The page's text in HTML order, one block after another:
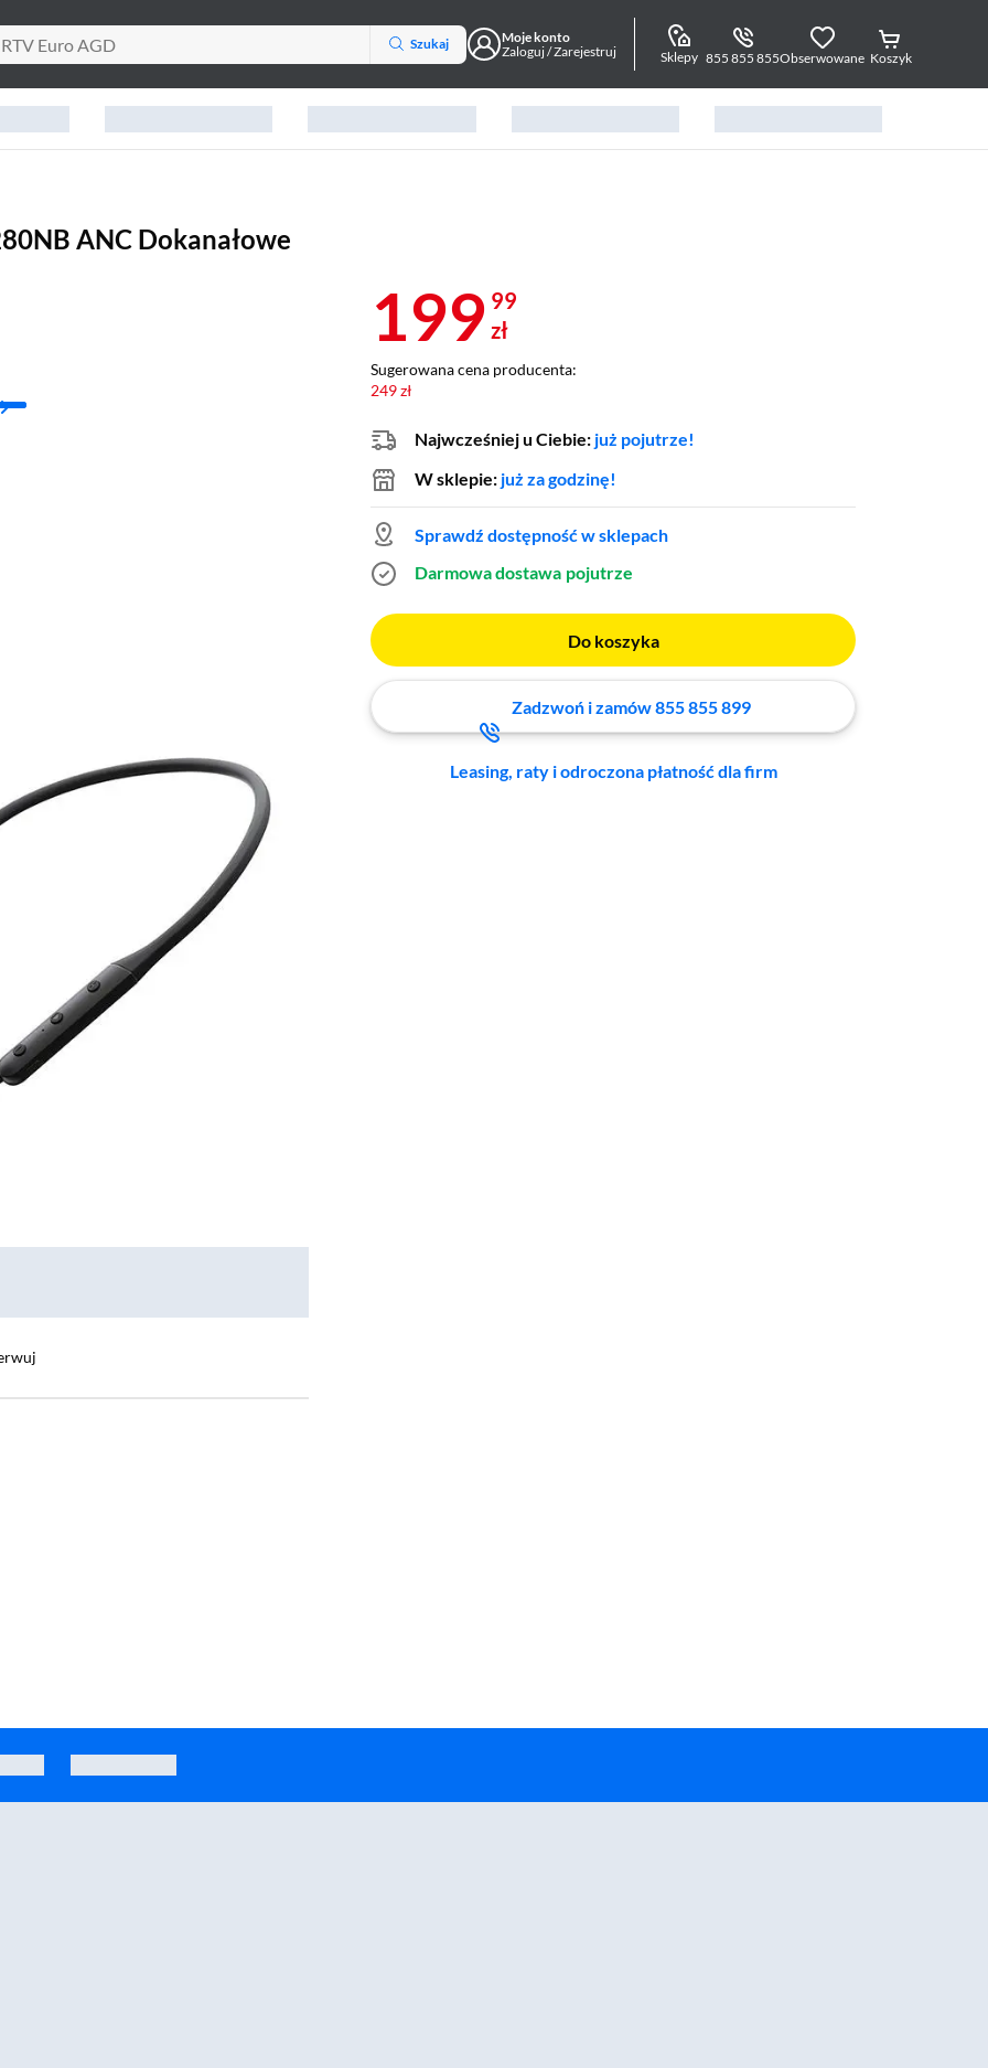
Szukaj
Moje konto
Zaloguj / Zarejestruj
Sklepy 855 855 855Obserwowane Koszyk
ANC Dokanałowe
199 99
zł
Sugerowana cena producenta:
249 zł
Najwcześniej u Ciebie: już pojutrze!
W sklepie: już za godzinę!
Sprawdź dostępność w sklepach
Darmowa dostawa pojutrze
Do koszyka
Zadzwoń i zamów 855 855 899
Leasing, raty i odroczona płatność dla firm